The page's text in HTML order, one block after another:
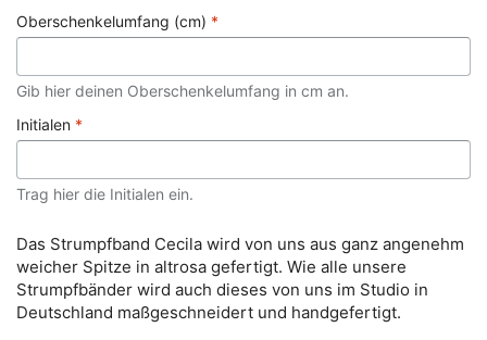
Oberschenkelumfang (cm) *
Gib hier deinen Oberschenkelumfang in cm an.
Initialen *
Trag hier die Initialen ein.
Das Strumpfband Cecila wird von uns aus ganz angenehm
weicher Spitze in altrosa gefertigt. Wie alle unsere
Strumpfbänder wird auch dieses von uns im Studio in
Deutschland maßgeschneidert und handgefertigt.